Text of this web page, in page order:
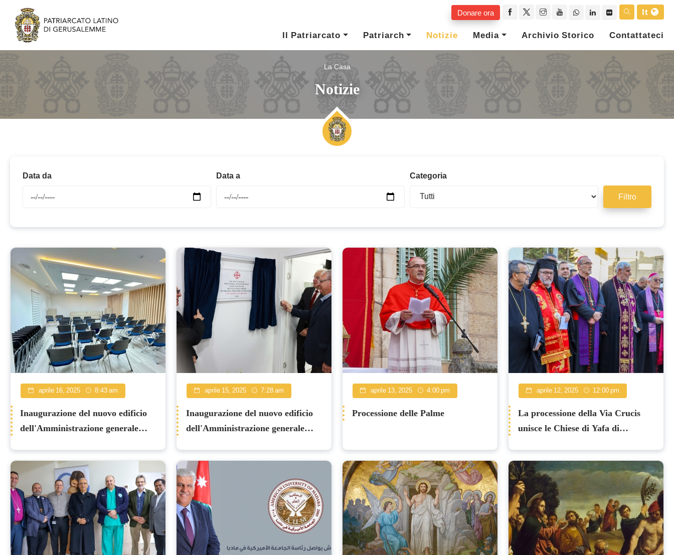
Donare ora
It
Il Patriarcato
Patriarch Notizie Media Archivio Storico Contattateci
La Casa
Notizie
Data da Data a
Categoria
Filtro
Notizie
aprile 16, 2025 8:43 am
Inaugurazione del nuovo edificio
dell'Amministrazione generale
aprile 15, 2025 7:28 am
Inaugurazione del nuovo edificio
dell'Amministrazione generale
aprile 13, 2025 4:00 pm
Processione delle Palme
aprile 12, 2025 12:00 pm
La processione della Via Crucis
unisce le Chiese di Yafa di